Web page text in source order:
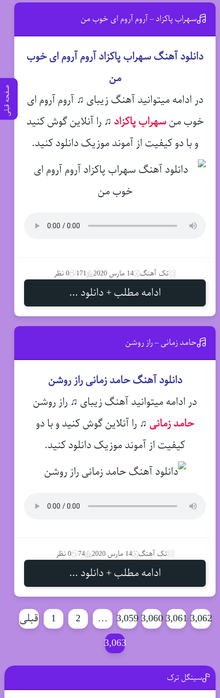
سهراب پاکزاد – آروم آروم ای خوب من
دانلود آهنگ سهراب پاکزاد آروم آروم ای خوب
من
در ادامه میتوانید آهنگ زیبای ♫ آروم آروم ای
خوب منسهراب پاکزاد ♫ را آنلاین گوش کنید
و با دو کیفیت از آموند موزیک دانلود کنید.
تک آهنگ 14 مارس 2020 171 0 نظر
ادامه مطلب + دانلود ...
حامد زمانی – راز روشن
دانلود آهنگ حامد زمانی راز روشن
در ادامه میتوانید آهنگ زیبای ♫ راز روشن
حامد زمانی ♫ را آنلاین گوش کنید و با دو
کیفیت از آموند موزیک دانلود کنید.
تک آهنگ 14 مارس 2020 74 0 نظر
ادامه مطلب + دانلود ...
قبلی 1 2 … 3,0593,0603,061 3,062
3,063
صفحه قبلی
سینگل ترک